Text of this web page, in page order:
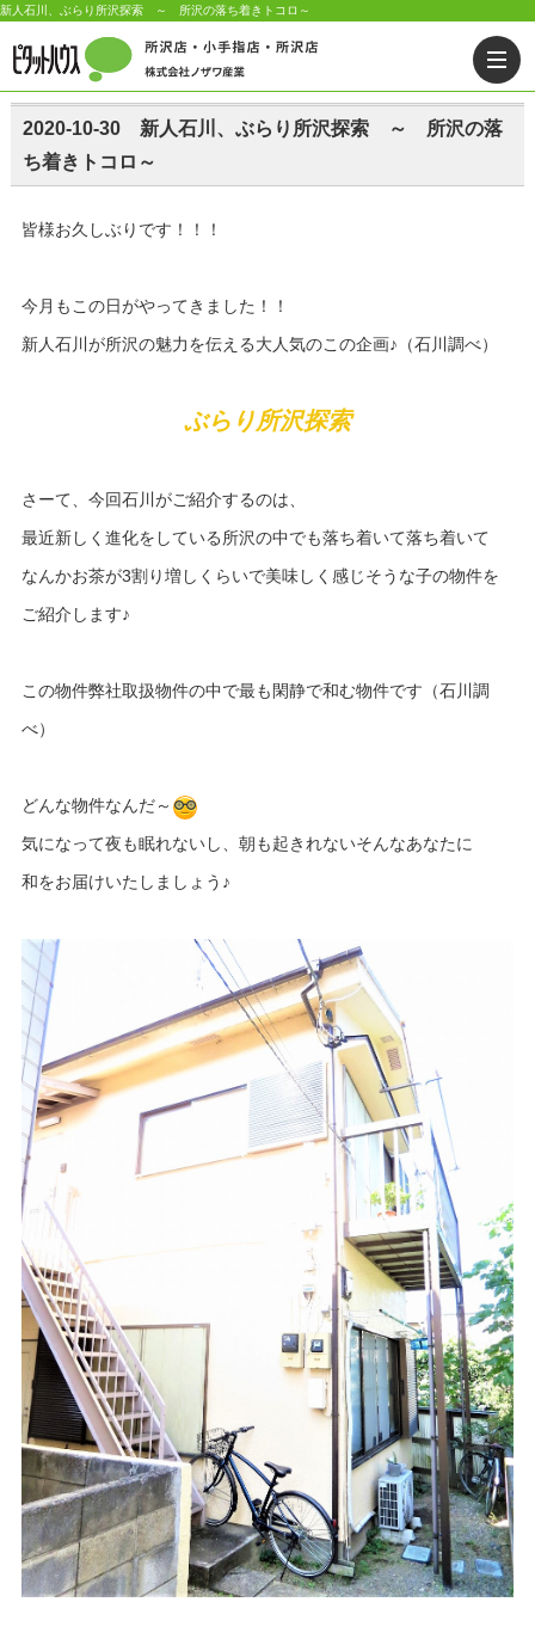
新人石川、ぶらり所沢探索 ～ 所沢の落ち着きトコロ～
2020-10-30 新人石川、ぶらり所沢探索 ～ 所沢の落
ち着きトコロ～
皆様お久しぶりです！！！
今月もこの日がやってきました！！
新人石川が所沢の魅力を伝える大人気のこの企画♪（石川調べ）
ぶらり所沢探索
さーて、今回石川がご紹介するのは、
最近新しく進化をしている所沢の中でも落ち着いて落ち着いて
なんかお茶が3割り増しくらいで美味しく感じそうな子の物件を
ご紹介します♪
この物件弊社取扱物件の中で最も閑静で和む物件です（石川調
べ）
どんな物件なんだ～
気になって夜も眠れないし、朝も起きれないそんなあなたに
和をお届けいたしましょう♪